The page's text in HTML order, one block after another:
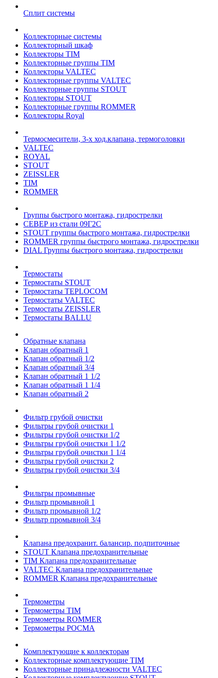
Сплит системы
Коллекторные системы
Коллекторный шкаф
Коллекторы TIM
Коллекторные группы TIM
Коллекторы VALTEC
Коллекторные группы VALTEC
Коллекторные группы STOUT
Коллекторы STOUT
Коллекторные группы ROMMER
Коллекторы Royal
Термосмесители, 3-х ход.клапана, термоголовки
VALTEC
ROYAL
STOUT
ZEISSLER
TIM
ROMMER
Группы быстрого монтажа, гидрострелки
СЕВЕР из стали 09Г2С
STOUT группы быстрого монтажа, гидрострелки
ROMMER группы быстрого монтажа, гидрострелки
DIAL Группы быстрого монтажа, гидрострелки
Термостаты
Термостаты STOUT
Термостаты TEPLOCOM
Термостаты VALTEC
Термостаты ZEISSLER
Термостаты BALLU
Обратные клапана
Клапан обратный 1
Клапан обратный 1/2
Клапан обратный 3/4
Клапан обратный 1 1/2
Клапан обратный 1 1/4
Клапан обратный 2
Фильтр грубой очистки
Фильтры грубой очистки 1
Фильтры грубой очистки 1/2
Фильтры грубой очистки 1 1/2
Фильтры грубой очистки 1 1/4
Фильтры грубой очистки 2
Фильтры грубой очистки 3/4
Фильтры промывные
Фильтр промывной 1
Фильтр промывной 1/2
Фильтр промывной 3/4
Клапана предохранит. балансир. подпиточные
STOUT Клапана предохранительные
TIM Клапана предохранительные
VALTEC Клапана предохранительные
ROMMER Клапана предохранительные
Термометры
Термометры TIM
Термометры ROMMER
Термометры РОСМА
Комплектующие к коллекторам
Коллекторные комплектующие TIM
Коллекторные принадлежности VALTEC